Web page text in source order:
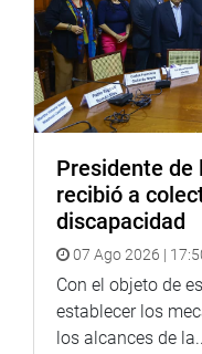
sujetos al régimen
Durante la
señaló que se ha
trabajadores de la
14 años, situación
poder adquisitivo
a una remuneración
Indicó que esta
personal altamente
migración de
Presidente de
recibió a
discapacidad
07 Ago 2026 |
Con el objeto de
establecer los
los alcances de